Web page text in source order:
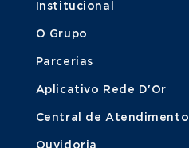
Institucional
O Grupo
Parcerias
Aplicativo Rede D'Or
Central de Atendimento
Ouvidoria